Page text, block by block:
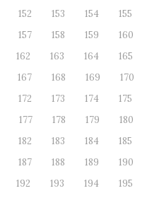
152
153 154 155
157
158 159 160
162
163 164 165
167
168 169 170
172
173 174 175
177
178 179 180
182
183 184 185
187
188 189 190
192
193 194 195